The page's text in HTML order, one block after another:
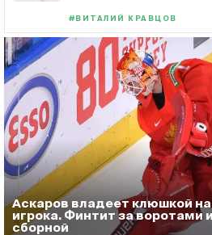
#ВИТАЛИЙ КРАВЦОВ
Аскаров владеет клюшкой на
игрока. Финтит за воротами
сборной